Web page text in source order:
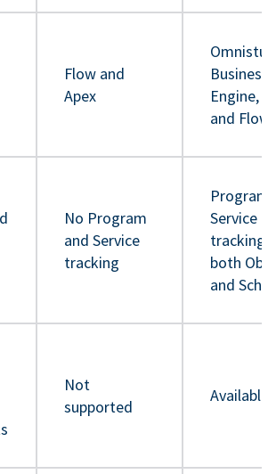
Flow and
Apex
Business
Engine,
and Flow
No Program
and Service
tracking
Program
Service
tracking
both
and
Not
supported
Available